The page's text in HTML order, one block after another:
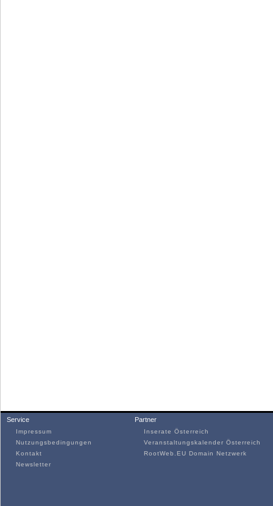
Service
Impressum
Nutzungsbedingungen
Kontakt
Newsletter
Partner
Inserate Österreich
Veranstaltungskalender Österreich
RootWeb.EU Domain Netzwerk